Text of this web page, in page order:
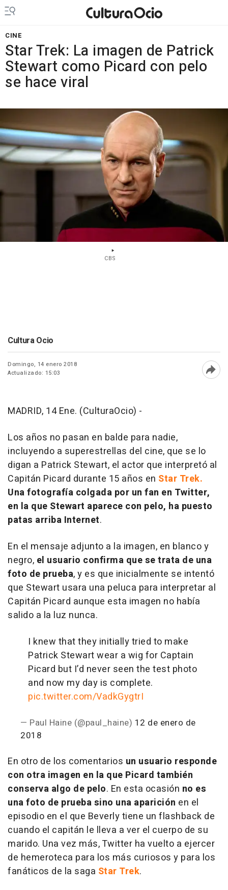
CINE
Star Trek: La imagen de Patrick
Stewart como Picard con pelo
se hace viral
CBS
Cultura Ocio
Domingo, 14 enero 2018
Actualizado: 15:03
MADRID, 14 Ene. (CulturaOcio) -
Los años no pasan en balde para nadie,
incluyendo a superestrellas del cine, que se lo
digan a Patrick Stewart, el actor que interpretó al
Capitán Picard durante 15 años en Star Trek.
Una fotografía colgada por un fan en Twitter,
en la que Stewart aparece con pelo, ha puesto
patas arriba Internet.
En el mensaje adjunto a la imagen, en blanco y
negro, el usuario confirma que se trata de una
foto de prueba, y es que inicialmente se intentó
que Stewart usara una peluca para interpretar al
Capitán Picard aunque esta imagen no había
salido a la luz nunca.
I knew that they initially tried to make
Patrick Stewart wear a wig for Captain
Picard but I’d never seen the test photo
and now my day is complete.
pic.twitter.com/VadkGygtrI
— Paul Haine (@paul_haine) 12 de enero de
2018
En otro de los comentarios un usuario responde
con otra imagen en la que Picard también
conserva algo de pelo. En esta ocasión no es
una foto de prueba sino una aparición en el
episodio en el que Beverly tiene un flashback de
cuando el capitán le lleva a ver el cuerpo de su
marido. Una vez más, Twitter ha vuelto a ejercer
de hemeroteca para los más curiosos y para los
fanáticos de la saga Star Trek.